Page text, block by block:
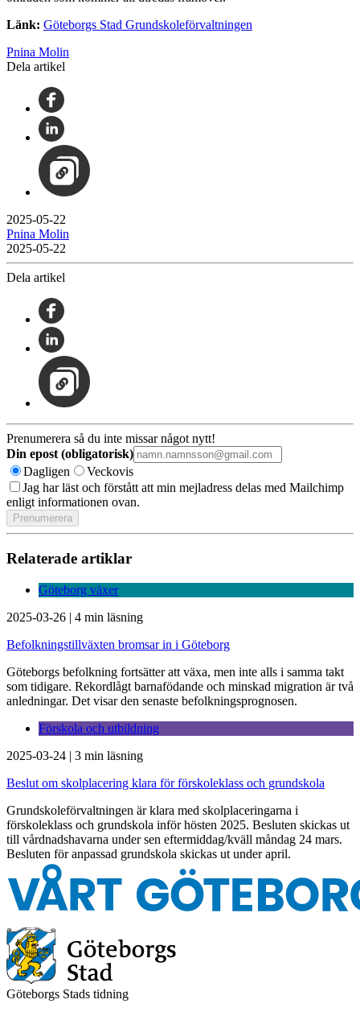
Länk: Göteborgs Stad Grundskoleförvaltningen
Pnina Molin
Dela artikel
2025-05-22
Pnina Molin
2025-05-22
Dela artikel
Prenumerera så du inte missar något nytt!
Din epost (obligatorisk)
Dagligen
Veckovis
Jag har läst och förstått att min mejladress delas med Mailchimp
enligt informationen ovan.
Relaterade artiklar
Göteborg växer
2025-03-26 | 4 min läsning
Befolkningstillväxten bromsar in i Göteborg
Göteborgs befolkning fortsätter att växa, men inte alls i samma takt
som tidigare. Rekordlågt barnafödande och minskad migration är två
anledningar. Det visar den senaste befolkningsprognosen.
Förskola och utbildning
2025-03-24 | 3 min läsning
Beslut om skolplacering klara för förskoleklass och grundskola
Grundskoleförvaltningen är klara med skolplaceringarna i
förskoleklass och grundskola inför hösten 2025. Besluten skickas ut
till vårdnadshavarna under sen eftermiddag/kväll måndag 24 mars.
Besluten för anpassad grundskola skickas ut under april.
Göteborgs Stads tidning